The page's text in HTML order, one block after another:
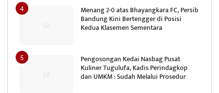
Menang 2-0 atas Bhayangkara FC, Persib
Bandung Kini Bertengger di Posisi
Kedua Klasemen Sementara
Pengosongan Kedai Nasbag Pusat
Kuliner Tugulufa, Kadis Perindagkop
dan UMKM : Sudah Melalui Prosedur